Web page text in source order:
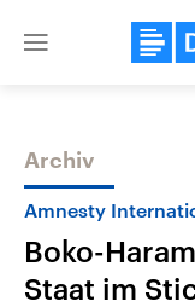
Close
Themen
Archiv
Amnesty
Boko-
Staat im